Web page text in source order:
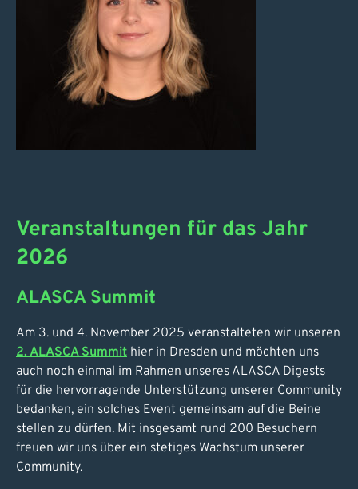
Veranstaltungen für das Jahr
2026
ALASCA Summit
Am 3. und 4. November 2025 veranstalteten wir unseren
2. ALASCA Summit hier in Dresden und möchten uns
auch noch einmal im Rahmen unseres ALASCA Digests
für die hervorragende Unterstützung unserer Community
bedanken, ein solches Event gemeinsam auf die Beine
stellen zu dürfen. Mit insgesamt rund 200 Besuchern
freuen wir uns über ein stetiges Wachstum unserer
Community.